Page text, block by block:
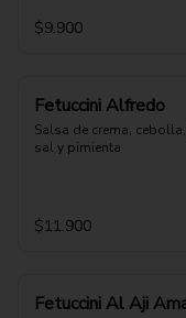
$9.900
Fetuccini Alfredo
Salsa de crema,
sal y pimienta
$11.900
Fetuccini Al Aji